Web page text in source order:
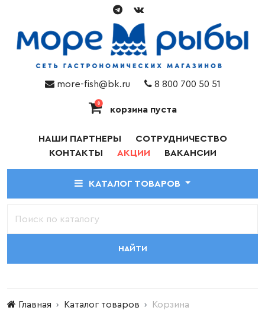
more-fish@bk.ru 8 800 700 50 51
0
корзина пуста
НАШИ ПАРТНЕРЫ
СОТРУДНИЧЕСТВО
КОНТАКТЫ
АКЦИИ ВАКАНСИИ
КАТАЛОГ ТОВАРОВ
НАЙТИ
Главная Каталог товаров Корзина